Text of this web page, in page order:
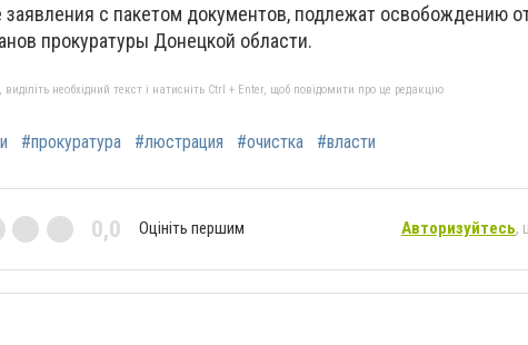
с пакетом документов, подлежат освобождению
прокуратуры Донецкой области.
необхідний текст і натисніть Ctrl + Enter, щоб повідомити про це редакцію
#прокуратура #люстрация #очистка #власти
0,0 Оцініть першим Авторизуйтесь,